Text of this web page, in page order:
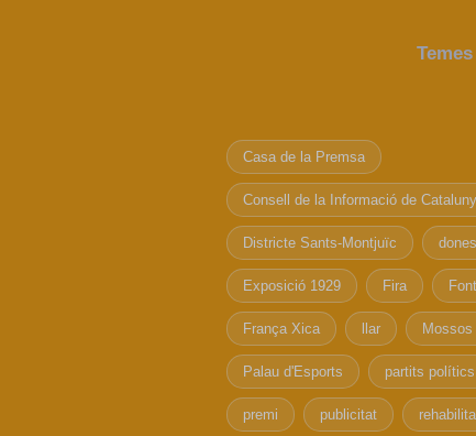
Temes
Casa de la Premsa
Consell de la Informació de
Districte Sants-Montjuïc dones
Exposició 1929 Fira
França Xica llar
Palau d'Esports partits polítics
premi publicitat